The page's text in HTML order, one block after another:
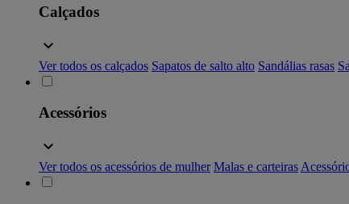
Calçados
Ver todos os calçados Sapatos de salto alto Sandálias rasas
Acessórios
Ver todos os acessórios de mulher Malas e carteiras